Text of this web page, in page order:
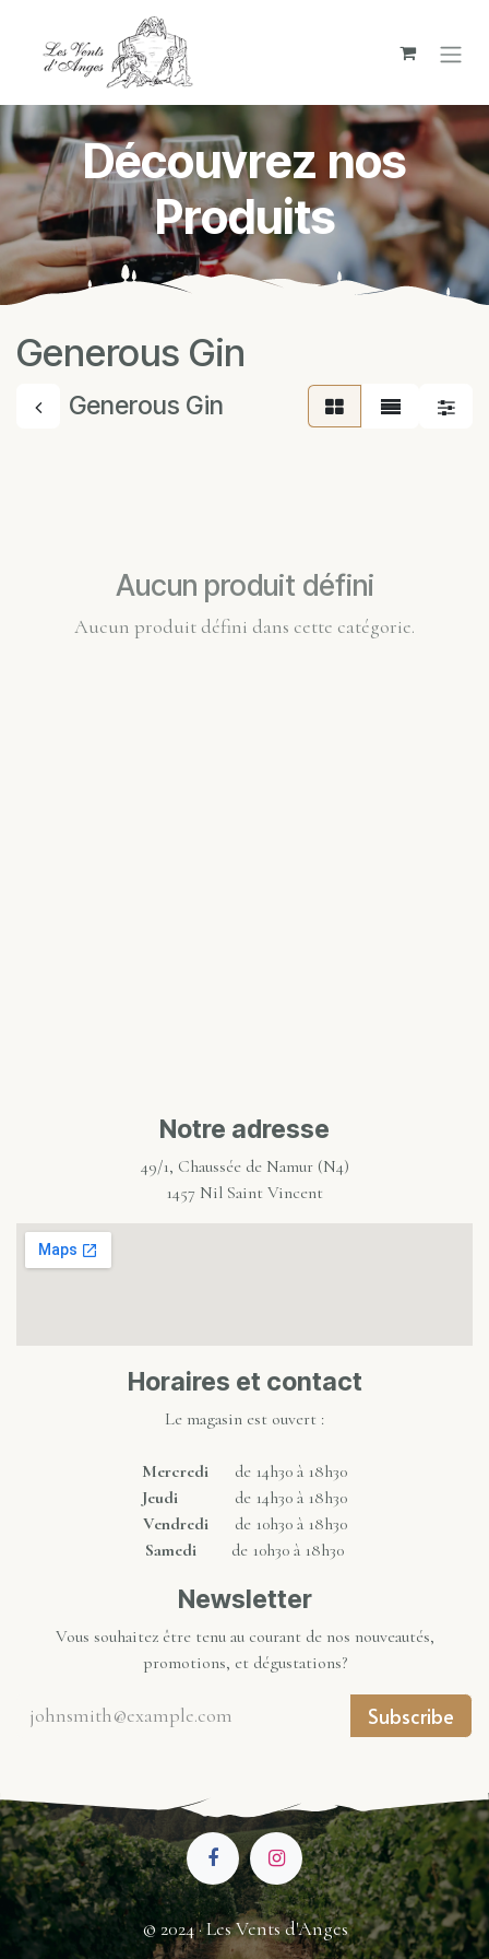
Se rendre au contenu
Découvrez nos
Produits
Generous Gin
Generous Gin
Aucun produit défini
Aucun produit défini dans cette catégorie.
Notre adresse
49/1, Chaussée de Namur (N4)
1457 Nil Saint Vincent
Horaires et contact
Le magasin est ouvert :
Mercredi de 14h30 à 18h30
Jeudi de 14h30 à 18h30
Vendredide 10h30 à 18h30
Samedi de 10h30 à 18h30
Newsletter
Vous souhaitez être tenu au courant de nos nouveautés,
promotions, et dégustations?
Subscribe
© 2024 · Les Vents d'Anges